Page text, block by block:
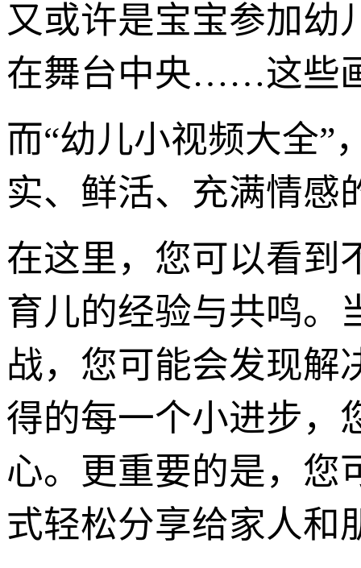
又或许是宝宝参加幼
在舞台中央……这些
而“幼儿小视频大全”
实、鲜活、充满情感
在这里，您可以看到
育儿的经验与共鸣。
战，您可能会发现解
得的每一个小进步，
心。更重要的是，您
式轻松分享给家人和